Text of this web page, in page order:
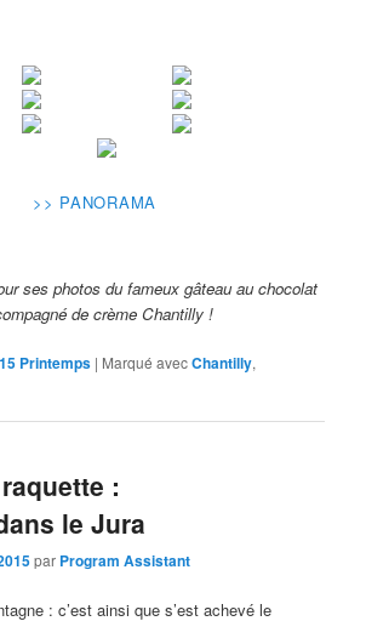
>> PANORAMA
ses photos du fameux gâteau au chocolat
de crème Chantilly !
Printemps | Marqué avecChantilly,
:
le Jura
par Program Assistant
: c’est ainsi que s’est achevé le